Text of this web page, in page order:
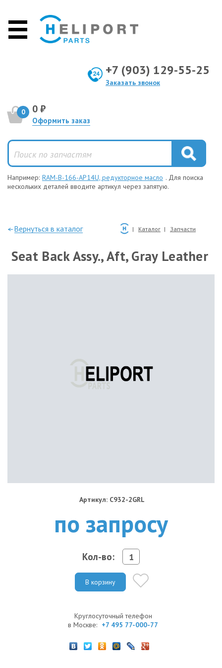
+7 (903) 129-55-25
Заказать звонок
0 0 ₽
Оформить заказ
Например: RAM-B-166-AP14U, редукторное масло . Для поиска
нескольких деталей вводите артикул через запятую.
—Вернуться в каталог Каталог Запчасти
Seat Back Assy., Aft, Gray Leather
Артикул: C932-2GRL
по запросу
Кол-во:
В корзину
Круглосуточный телефон
в Москве: +7 495 77-000-77